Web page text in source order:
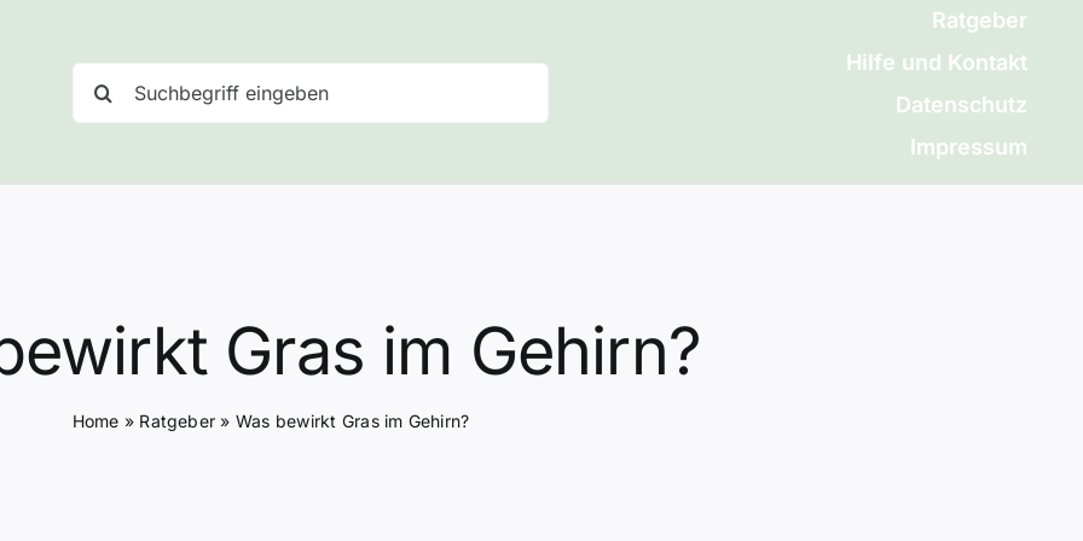
nach:
Ratgeber
Hilfe und Kontakt
Datenschutz
Impressum
Gras im Gehirn?
Home » Ratgeber » Was bewirkt Gras im Gehirn?